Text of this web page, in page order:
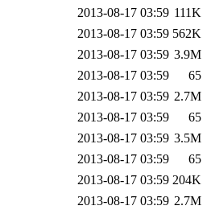
2013-08-17 03:59 111K
2013-08-17 03:59 562K
2013-08-17 03:59 3.9M
2013-08-17 03:59
65
2013-08-17 03:59 2.7M
2013-08-17 03:59
65
2013-08-17 03:59 3.5M
2013-08-17 03:59
65
2013-08-17 03:59 204K
2013-08-17 03:59 2.7M